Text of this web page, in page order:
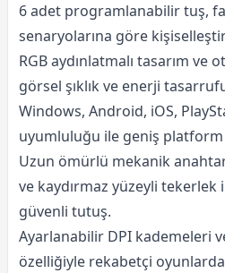
6 adet programlanabilir tuş,
senaryolarına göre
RGB aydınlatmalı tasarım
görsel şıklık ve enerji
Windows, Android, iOS,
uyumluluğu ile geniş platform
Uzun ömürlü mekanik
ve kaydırmaz yüzeyli tekerlek
güvenli tutuş.
Ayarlanabilir DPI kademeleri
özelliğiyle rekabetçi